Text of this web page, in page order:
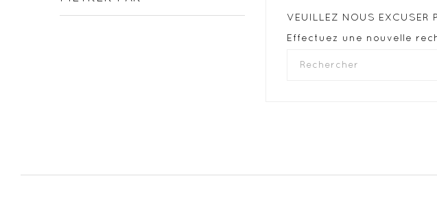
VEUILLEZ NOUS EXCUSER
Effectuez une nouvelle